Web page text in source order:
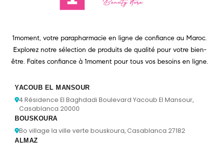
1moment, votre parapharmacie en ligne de confiance au Maroc.
Explorez notre sélection de produits de qualité pour votre bien-
être. Faites confiance à 1moment pour tous vos besoins en ligne.
YACOUB EL MANSOUR
4 Résidence El Baghdadi Boulevard Yacoub El Mansour,
Casablanca 20000
BOUSKOURA
Bo village la ville verte bouskoura, Casablanca 27182
ALMAZ